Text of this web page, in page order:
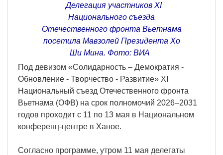
Делегация участников XI
Национального съезда
Отечественного фронта Вьетнама
посетила Мавзолей Президента Хо
Ши Мина. Фото: ВИА
Под девизом «Солидарность – Демократия -
Обновление - Творчество - Развитие» XI
Национальный съезд Отечественного фронта
Вьетнама (ОФВ) на срок полномочий 2026–2031
годов проходит с 11 по 13 мая в Национальном
конференц-центре в Ханое.
Согласно программе, утром 11 мая делегаты